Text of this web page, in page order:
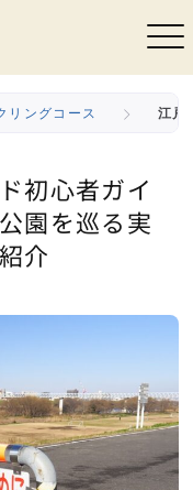
リングコース 江戸
初心者ガイ
園を巡る実
介